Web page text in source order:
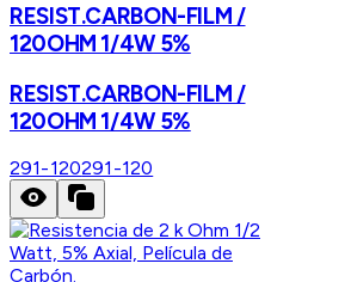
RESIST.CARBON-FILM /
120OHM 1/4W 5%
RESIST.CARBON-FILM /
120OHM 1/4W 5%
291-120291-120